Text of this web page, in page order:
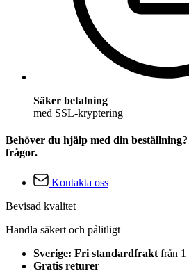
Säker betalning
med SSL-kryptering
Behöver du hjälp med din
frågor.
Kontakta oss
Bevisad kvalitet
Handla säkert och pålitligt
Sverige: Fri standardfraktfrån 1
Gratis returer